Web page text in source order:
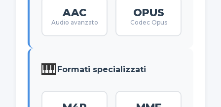
AAC
Audio avanzato
OPUS
Codec Opus
🎹 Formati specializzati